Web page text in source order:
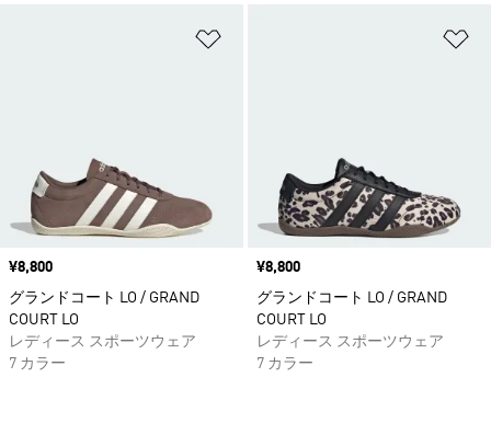
価格
¥8,800
グランドコート LO / GRAND
COURT LO
レディース スポーツウェア
7 カラー
価格
¥8,800
グランドコート LO / GRAND
COURT LO
レディース スポーツウェア
7 カラー